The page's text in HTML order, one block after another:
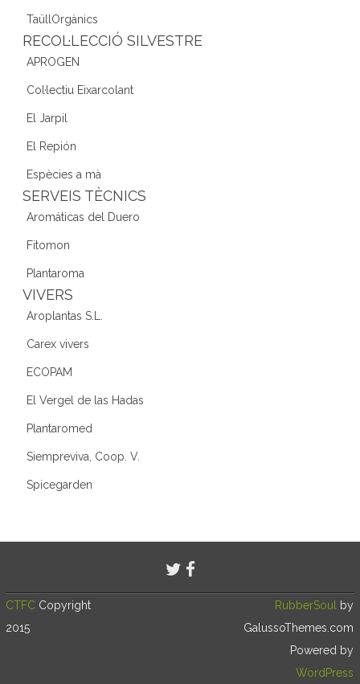
TaüllOrgànics
RECOL·LECCIÓ SILVESTRE
APROGEN
Col·lectiu Eixarcolant
El Jarpil
El Repión
Espècies a mà
SERVEIS TÈCNICS
Aromáticas del Duero
Fitomon
Plantaroma
VIVERS
Aroplantas S.L.
Carex vivers
ECOPAM
El Vergel de las Hadas
Plantaromed
Siempreviva, Coop. V.
Spicegarden
CTFC Copyright
2015
RubberSoul
by
GalussoThemes.com
Powered by
WordPress